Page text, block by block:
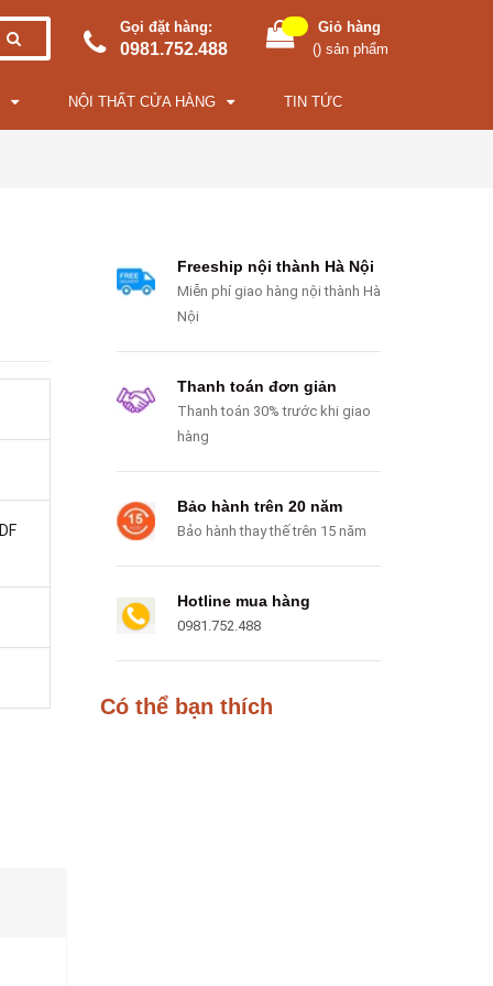
Gọi đặt hàng:
0981.752.488
Giỏ hàng
() sản phẩm
NỘI THẤT CỬA HÀNG TIN TỨC
Freeship nội thành Hà Nội
Miễn phí giao hàng nội thành Hà
Nội
Thanh toán đơn giản
Thanh toán 30% trước khi giao
hàng
Bảo hành trên 20 năm
Bảo hành thay thế trên 15 năm
Hotline mua hàng
0981.752.488
Có thể bạn thích